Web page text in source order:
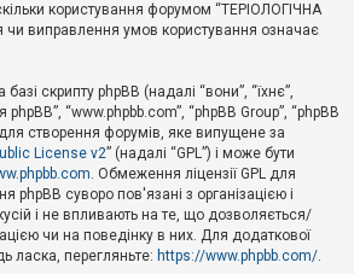
користування форумом “ТЕРІОЛОГІЧНА
виправлення умов користування означає
скрипту phpBB (надалі “вони”, “їхнє”,
“www.phpbb.com”, “phpBB Group”, “phpBB
створення форумів, яке випущене за
License v2” (надалі “GPL”) і може бути
. Обмеження ліцензії GPL для
phpBB суворо пов'язані з організацією і
і не впливають на те, що дозволяється/
чи на поведінку в них. Для додаткової
ласка, перегляньте: https://www.phpbb.com/.